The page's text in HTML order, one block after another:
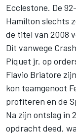
Ecclestone. De
Hamilton slechts
de titel van 2008
Dit vanwege
Piquet jr. op
Flavio Briatore
kon teamgenoot
profiteren en de
Na zijn ontslag in
opdracht deed,